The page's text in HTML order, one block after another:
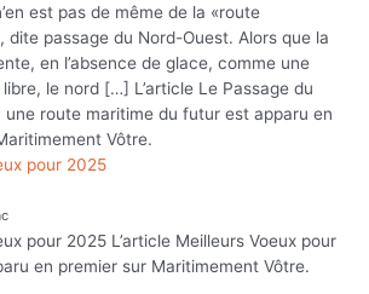
est pas de même de la «route
dite passage du Nord-Ouest. Alors que la
en l’absence de glace, comme une
le nord […] L’article Le Passage du
une route maritime du futur est apparu en
Vôtre.
pour 2025
pour 2025 L’article Meilleurs Voeux pour
en premier sur Maritimement Vôtre.